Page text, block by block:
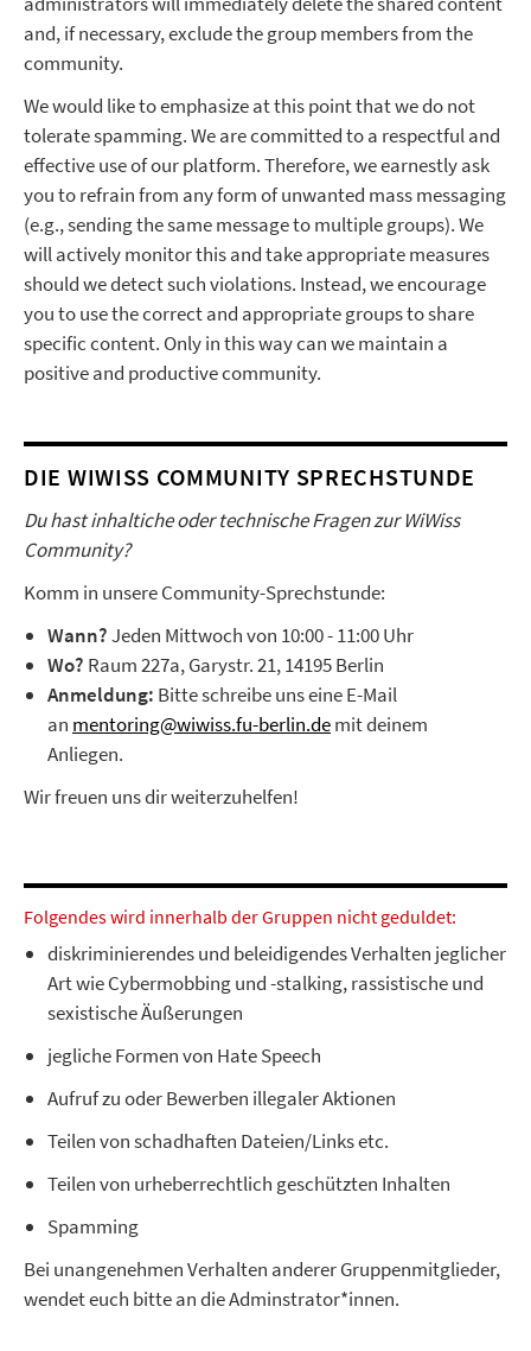
and, if necessary, exclude the group members from the
community.
We would like to emphasize at this point that we do not
tolerate spamming. We are committed to a respectful and
effective use of our platform. Therefore, we earnestly ask
you to refrain from any form of unwanted mass messaging
(e.g., sending the same message to multiple groups). We
will actively monitor this and take appropriate measures
should we detect such violations. Instead, we encourage
you to use the correct and appropriate groups to share
specific content. Only in this way can we maintain a
positive and productive community.
DIE WIWISS COMMUNITY SPRECHSTUNDE
Du hast inhaltiche oder technische Fragen zur WiWiss
Community?
Komm in unsere Community-Sprechstunde:
Wann?Jeden Mittwoch von 10:00 - 11:00 Uhr
Wo? Raum 227a, Garystr. 21, 14195 Berlin
Anmeldung: Bitte schreibe uns eine E-Mail
an mentoring@wiwiss.fu-berlin.demit deinem
Anliegen.
Wir freuen uns dir weiterzuhelfen!
Folgendes wird innerhalb der Gruppen nicht geduldet:
diskriminierendes und beleidigendes Verhalten jeglicher
Art wie Cybermobbing und -stalking, rassistische und
sexistische Äußerungen
jegliche Formen von Hate Speech
Aufruf zu oder Bewerben illegaler Aktionen
Teilen von schadhaften Dateien/Links etc.
Teilen von urheberrechtlich geschützten Inhalten
Spamming
Bei unangenehmen Verhalten anderer Gruppenmitglieder,
wendet euch bitte an die Adminstrator*innen.